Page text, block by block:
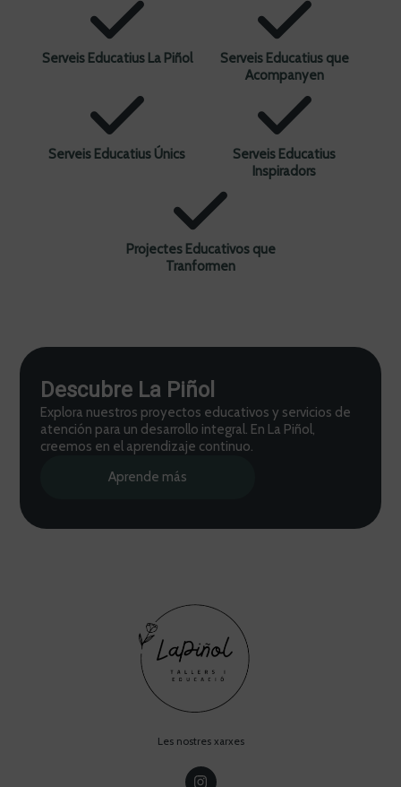
Serveis Educatius La Piñol
Serveis Educatius que
Acompanyen
Serveis Educatius Únics
Serveis Educatius
Inspiradors
Projectes Educativos que
Tranformen
Descubre La Piñol
Explora nuestros proyectos educativos y servicios de
atención para un desarrollo integral. En La Piñol,
creemos en el aprendizaje continuo.
Aprende más
Les nostres xarxes